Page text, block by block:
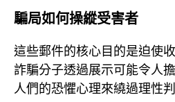
騙局如何操縱受害者
這些郵件的核心目的是迫使
詐騙分子透過展示可能令人
人們的恐懼心理來繞過理性判